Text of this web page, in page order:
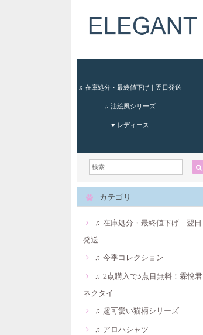
♫ 在庫処分・最終値下げ｜翌日発送
♫ 油絵風シリーズ
♥ レディース
カテゴリ
♫ 在庫処分・最終値下げ｜翌日
発送
♫ 今季コレクション
♫ 2点購入で3点目無料！霖悅君
ネクタイ
♫ 超可愛い猫柄シリーズ
♫ アロハシャツ